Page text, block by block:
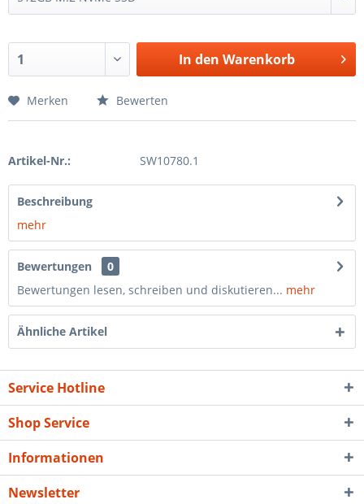
In den Warenkorb
Merken Bewerten
Artikel-Nr.: SW10780.1
Beschreibung
mehr
Bewertungen
0
Bewertungen lesen, schreiben und diskutieren... mehr
Ähnliche Artikel
Service Hotline
Shop Service
Informationen
Newsletter